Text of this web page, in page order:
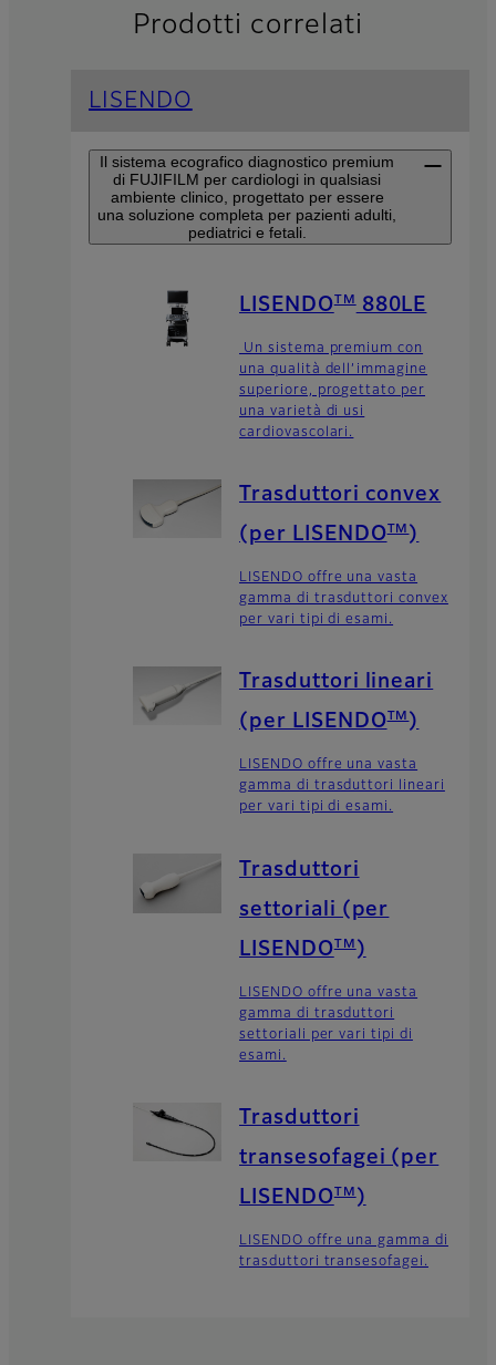
Prodotti correlati
LISENDO
Il sistema ecografico diagnostico premium
di FUJIFILM per cardiologi in qualsiasi
ambiente clinico, progettato per essere
una soluzione completa per pazienti adulti,
pediatrici e fetali.
LISENDO TM 880LE
Un sistema premium con
una qualità dell’immagine
superiore, progettato per
una varietà di usi
cardiovascolari.
Trasduttori convex
(per LISENDO TM )
LISENDO offre una vasta
gamma di trasduttori convex
per vari tipi di esami.
Trasduttori lineari
(per LISENDO TM )
LISENDO offre una vasta
gamma di trasduttori lineari
per vari tipi di esami.
Trasduttori
settoriali (per
LISENDO TM )
LISENDO offre una vasta
gamma di trasduttori
settoriali per vari tipi di
esami.
Trasduttori
transesofagei (per
LISENDO TM )
LISENDO offre una gamma di
trasduttori transesofagei.